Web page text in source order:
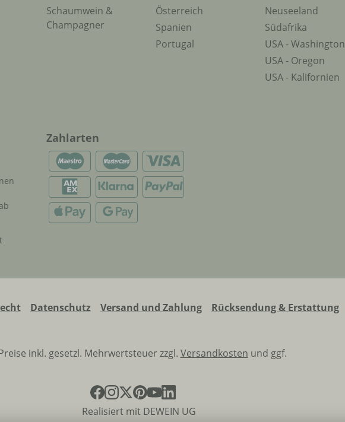
Schaumwein &
Champagner
Österreich
Spanien
Portugal
Neuseeland
Südafrika
USA - Washington
USA - Oregon
USA - Kalifornien
Zahlarten
Datenschutz Versand und Zahlung Rücksendung & Erstattung
inkl. gesetzl. Mehrwertsteuer zzgl. Versandkosten und ggf.
Realisiert mit DEWEIN UG